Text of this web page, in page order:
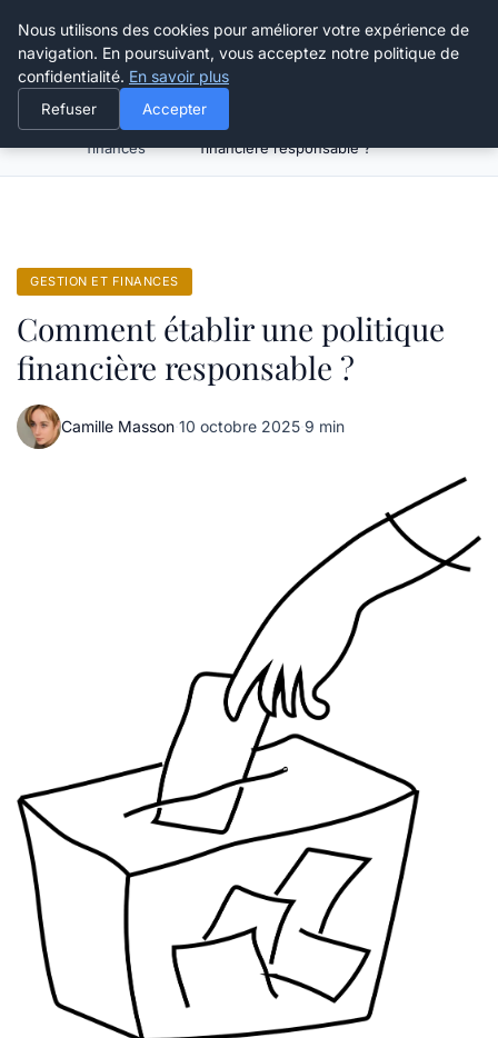
Grikoo
Gestion et
finances
Comment établir une politique
financière responsable ?
GESTION ET FINANCES
Comment établir une politique
financière responsable ?
Camille Masson·10 octobre 2025·9 min
Nous utilisons des cookies pour améliorer votre expérience de
navigation. En poursuivant, vous acceptez notre politique de
confidentialité. En savoir plus
Refuser Accepter